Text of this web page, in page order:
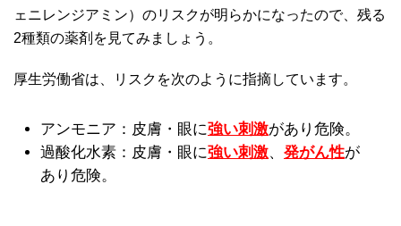
ェニレンジアミン）のリスクが明らかになったので、残る
2種類の薬剤を見てみましょう。
厚生労働省は、リスクを次のように指摘しています。
アンモニア：皮膚・眼に強い刺激があり危険。
過酸化水素：皮膚・眼に強い刺激、 発がん性が
あり危険。